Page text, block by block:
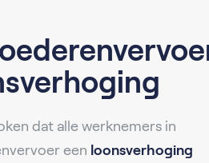
dat alle werknemers in
een loonsverhoging